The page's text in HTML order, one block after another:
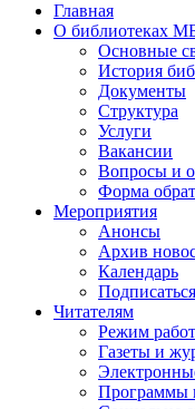
Главная
О библиотеках
Основные
История
Документы
Структура
Услуги
Вакансии
Вопросы и
Форма
Мероприятия
Анонсы
Архив
Календарь
Читателям
Режим
Газеты и
Программы